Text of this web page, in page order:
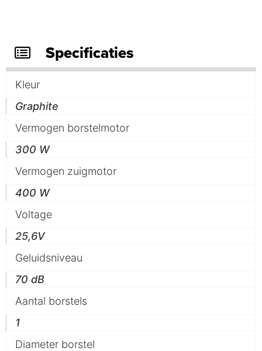
Specificaties
Kleur
Graphite
Vermogen borstelmotor
300 W
Vermogen zuigmotor
400 W
Voltage
25,6V
Geluidsniveau
70 dB
Aantal borstels
1
Diameter borstel